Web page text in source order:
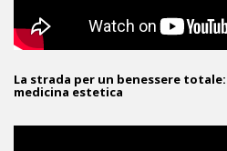
La strada per un benessere
medicina estetica